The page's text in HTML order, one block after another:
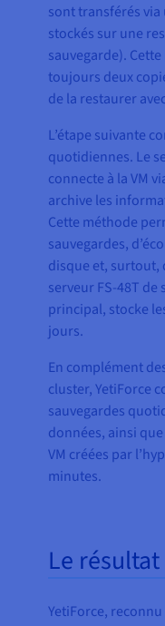
sont transférés via
stockés sur une
sauvegarde).
toujours deux
de la restaurer
L’étape suivante
quotidiennes. Le
connecte à la VM
archive les
Cette méthode
sauvegardes,
disque et, surtout,
serveur FS-48T
principal, stocke
jours.
En complément
cluster, YetiForce
sauvegardes
données, ainsi
VM créées par
minutes.
Le résultat
YetiForce,